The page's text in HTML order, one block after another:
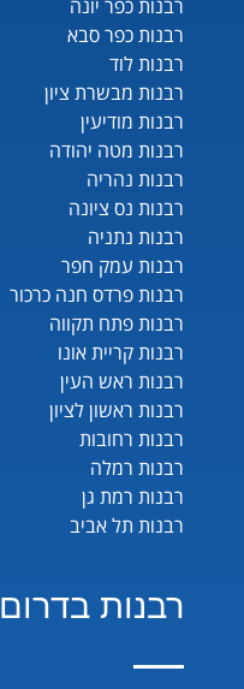
רבנות כפר יונה
רבנות כפר סבא
רבנות לוד
רבנות מבשרת ציון
רבנות מודיעין
רבנות מטה יהודה
רבנות נהריה
רבנות נס ציונה
רבנות נתניה
רבנות עמק חפר
רבנות פרדס חנה כרכור
רבנות פתח תקווה
רבנות קריית אונו
רבנות ראש העין
רבנות ראשון לציון
רבנות רחובות
רבנות רמלה
רבנות רמת גן
רבנות תל אביב
רבנות בדרום